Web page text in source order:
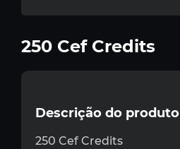
250 Cef Credits
Descrição do produto
250 Cef Credits